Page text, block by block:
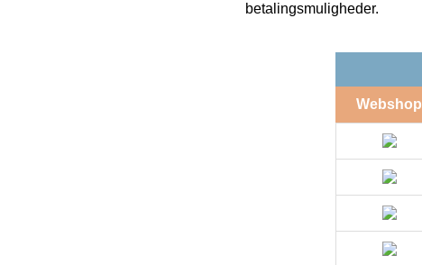
betalingsmuligheder.
Webshop